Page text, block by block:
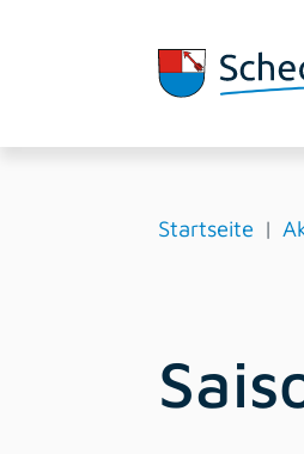
Startseite